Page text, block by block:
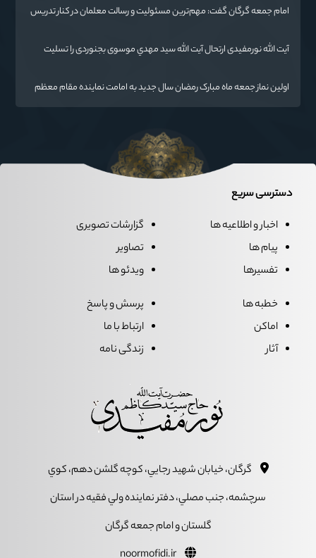
امام جمعه گرگان گفت: مهم‌ترین مسئولیت و رسالت معلمان در کنار تدریس
ایران اسلامی است.
آیت الله نورمفیدی ارتحال آیت الله سيد مهدي موسوی بجنوردی را تسلیت
اولین نماز جمعه ماه مبارک رمضان سال جدید به امامت نماینده مقام معظم
دسترسی سریع
اخبار و اطلاعیه ها
پیام ها
تفسیرها
گزارشات تصویری
تصاویر
ویدئو ها
خطبه ها
اماکن
آثار
پرسش و پاسخ
ارتباط با ما
زندگی نامه
گرگان، خيابان شهيد رجايي، کوچه گلشن دهم، کوي
سرچشمه، جنب مصلي، دفتر نماينده ولي فقيه در استان
گلستان و امام جمعه گرگان